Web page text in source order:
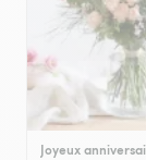
Joyeux